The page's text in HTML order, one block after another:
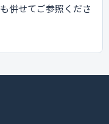
も併せてご参照くださ